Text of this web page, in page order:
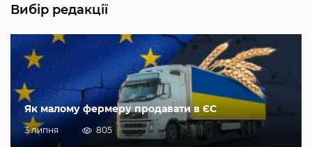
Вибір редакції
Як малому фермеру продавати в ЄС
3 липня 805